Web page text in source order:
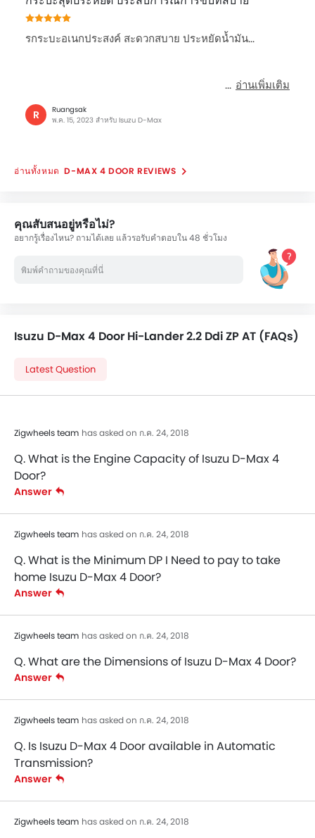
รกระบะอเนกประสงค์ สะดวกสบาย ประหยัดน้ำมัน...
อ่านเพิ่มเติม
R
Ruangsak
พ.ค. 15, 2023 สำหรับ Isuzu D-Max
D-MAX 4 DOOR REVIEWS
คุณสับสนอยู่หรือไม่?
อยากรู้เรื่องไหน? ถามได้เลย แล้วรอรับคำตอบใน 48 ชั่วโมง
Isuzu D-Max 4 Door Hi-Lander 2.2 Ddi ZP AT (FAQs)
Latest Question
Zigwheels team has asked on ก.ค. 24, 2018
Q. What is the Engine Capacity of Isuzu D-Max 4
Door?
Answer
Zigwheels team has asked on ก.ค. 24, 2018
Q. What is the Minimum DP I Need to pay to take
home Isuzu D-Max 4 Door?
Answer
Zigwheels team has asked on ก.ค. 24, 2018
Q. What are the Dimensions of Isuzu D-Max 4 Door?
Answer
Zigwheels team has asked on ก.ค. 24, 2018
Q. Is Isuzu D-Max 4 Door available in Automatic
Transmission?
Answer
Zigwheels team has asked on ก.ค. 24, 2018